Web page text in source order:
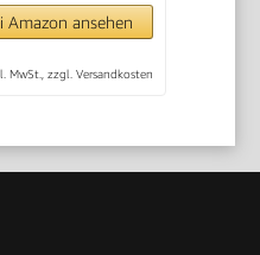
Amazon ansehen
MwSt., zzgl. Versandkosten